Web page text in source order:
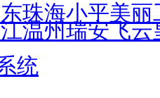
温州瑞安飞
统